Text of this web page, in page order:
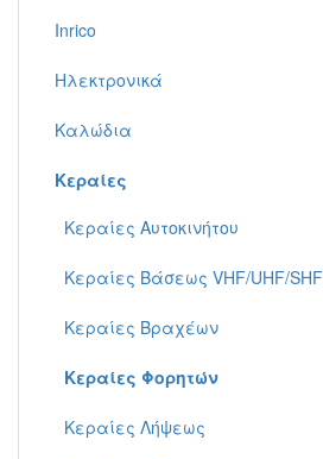
Inrico
Ηλεκτρονικά
Καλώδια
Κεραίες
Κεραίες Αυτοκινήτου
Κεραίες Βάσεως VHF/UHF/SHF
Κεραίες Βραχέων
Κεραίες Φορητών
Κεραίες Λήψεως